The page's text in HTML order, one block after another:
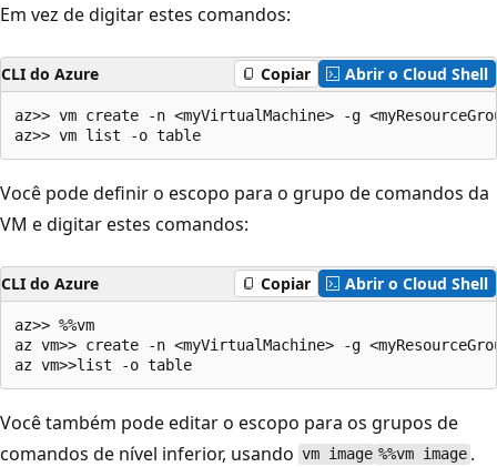
Em vez de digitar estes comandos:
CLI do Azure Copiar Abrir o Cloud Shell
az>> vm create -n <myVirtualMachine> -g
Você pode definir o escopo para o grupo de comandos da
VM e digitar estes comandos:
CLI do Azure Copiar Abrir o Cloud Shell
az>> %%vm
az vm>> create -n <myVirtualMachine> -g
Você também pode editar o escopo para os grupos de
comandos de nível inferior, usando vm image %%vm image .